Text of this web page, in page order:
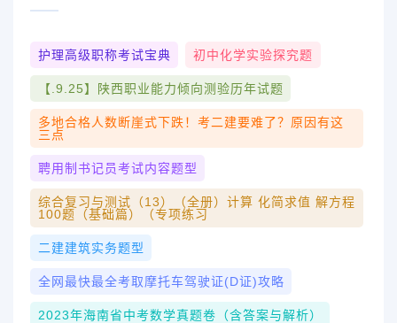
护理高级职称考试宝典 初中化学实验探究题
【.9.25】陕西职业能力倾向测验历年试题
多地合格人数断崖式下跌！考二建要难了？原因有这
三点
聘用制书记员考试内容题型
综合复习与测试（13）（全册）计算 化简求值 解方程
100题（基础篇）（专项练习
二建建筑实务题型
全网最快最全考取摩托车驾驶证(D证)攻略
2023年海南省中考数学真题卷（含答案与解析）